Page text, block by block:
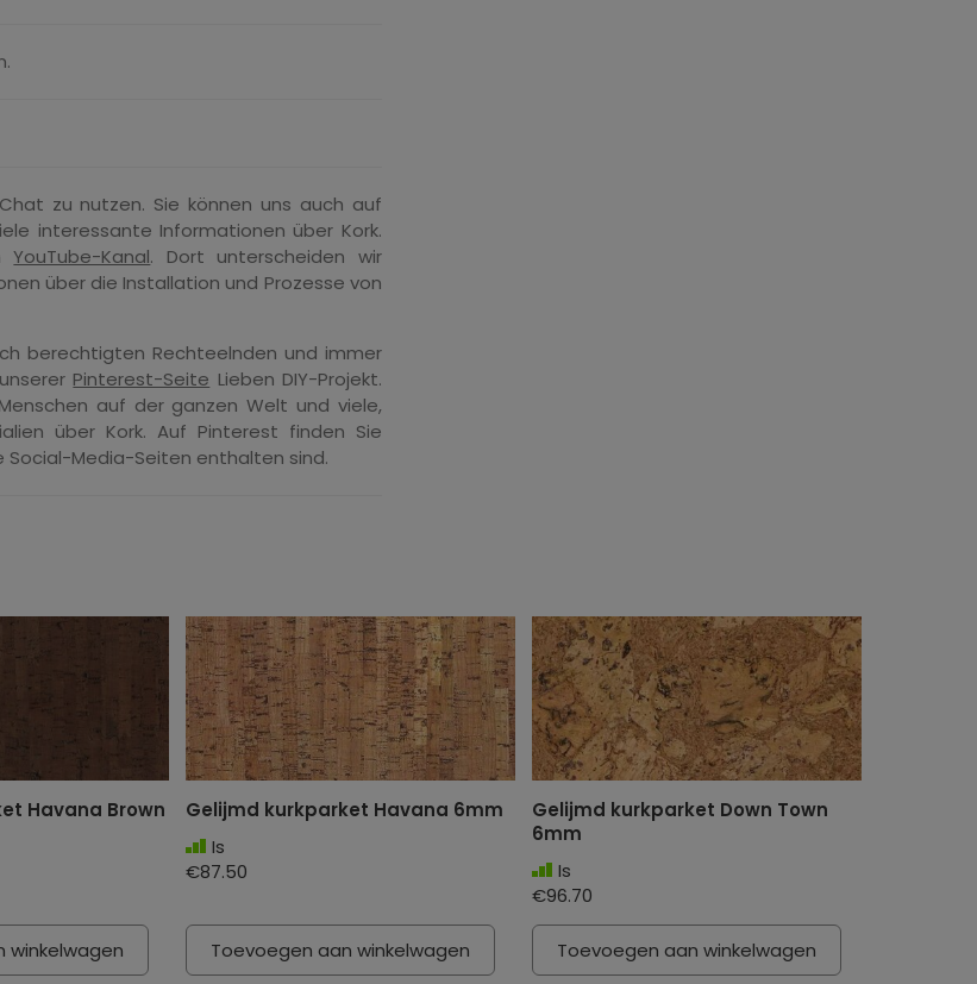
zu nutzen. Sie können uns auch auf
interessante Informationen über Kork.
YouTube-Kanal. Dort unterscheiden wir
über die Installation und Prozesse von
berechtigten Rechteelnden und immer
Pinterest-Seite Lieben DIY-Projekt.
auf der ganzen Welt und viele,
über Kork. Auf Pinterest finden Sie
Media-Seiten enthalten sind.
Havana Brown
winkelwagen
Gelijmd kurkparket Havana 6mm
Is
€87.50
Toevoegen aan winkelwagen
Gelijmd kurkparket Down Town
6mm
Is
€96.70
Toevoegen aan winkelwagen